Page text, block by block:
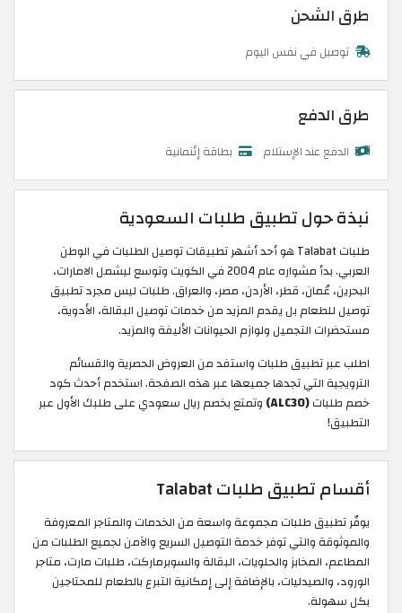
طرق الشحن
توصيل في نفس اليوم
طرق الدفع
الدفع عند الإستلام بطاقة إئتمانية
نبذة حول تطبيق طلبات السعودية
طلبات Talabat هو أحد أشهر تطبيقات توصيل الطلبات في الوطن
العربي. بدأ مشواره عام 2004 في الكويت وتوسع ليشمل الامارات،
البحرين، عُمان، قطر، الأردن، مصر، والعراق. طلبات ليس مجرد تطبيق
توصيل للطعام بل يقدم المزيد من خدمات توصيل البقالة، الأدوية،
مستحضرات التجميل ولوازم الحيوانات الأليفة والمزيد.
اطلب عبر تطبيق طلبات واستفد من العروض الحصرية والقسائم
الترويجية التي تجدها جميعها عبر هذه الصفحة. استخدم أحدث كود
خصم طلبات(ALC30)
وتمتع بخصم ريال سعودي على طلبك الأول عبر
التطبيق!
أقسام تطبيق طلبات Talabat
يوفّر تطبيق طلبات مجموعة واسعة من الخدمات والمتاجر المعروفة
والموثوقة والتي توفر خدمة التوصيل السريع والآمن لجميع الطلبات من
المطاعم، المخابز والحلويات، البقالة والسوبرماركت، طلبات مارت، متاجر
الورود، والصيدليات، بالإضافة إلى إمكانية التبرع بالطعام للمحتاجين
بكل سهولة.